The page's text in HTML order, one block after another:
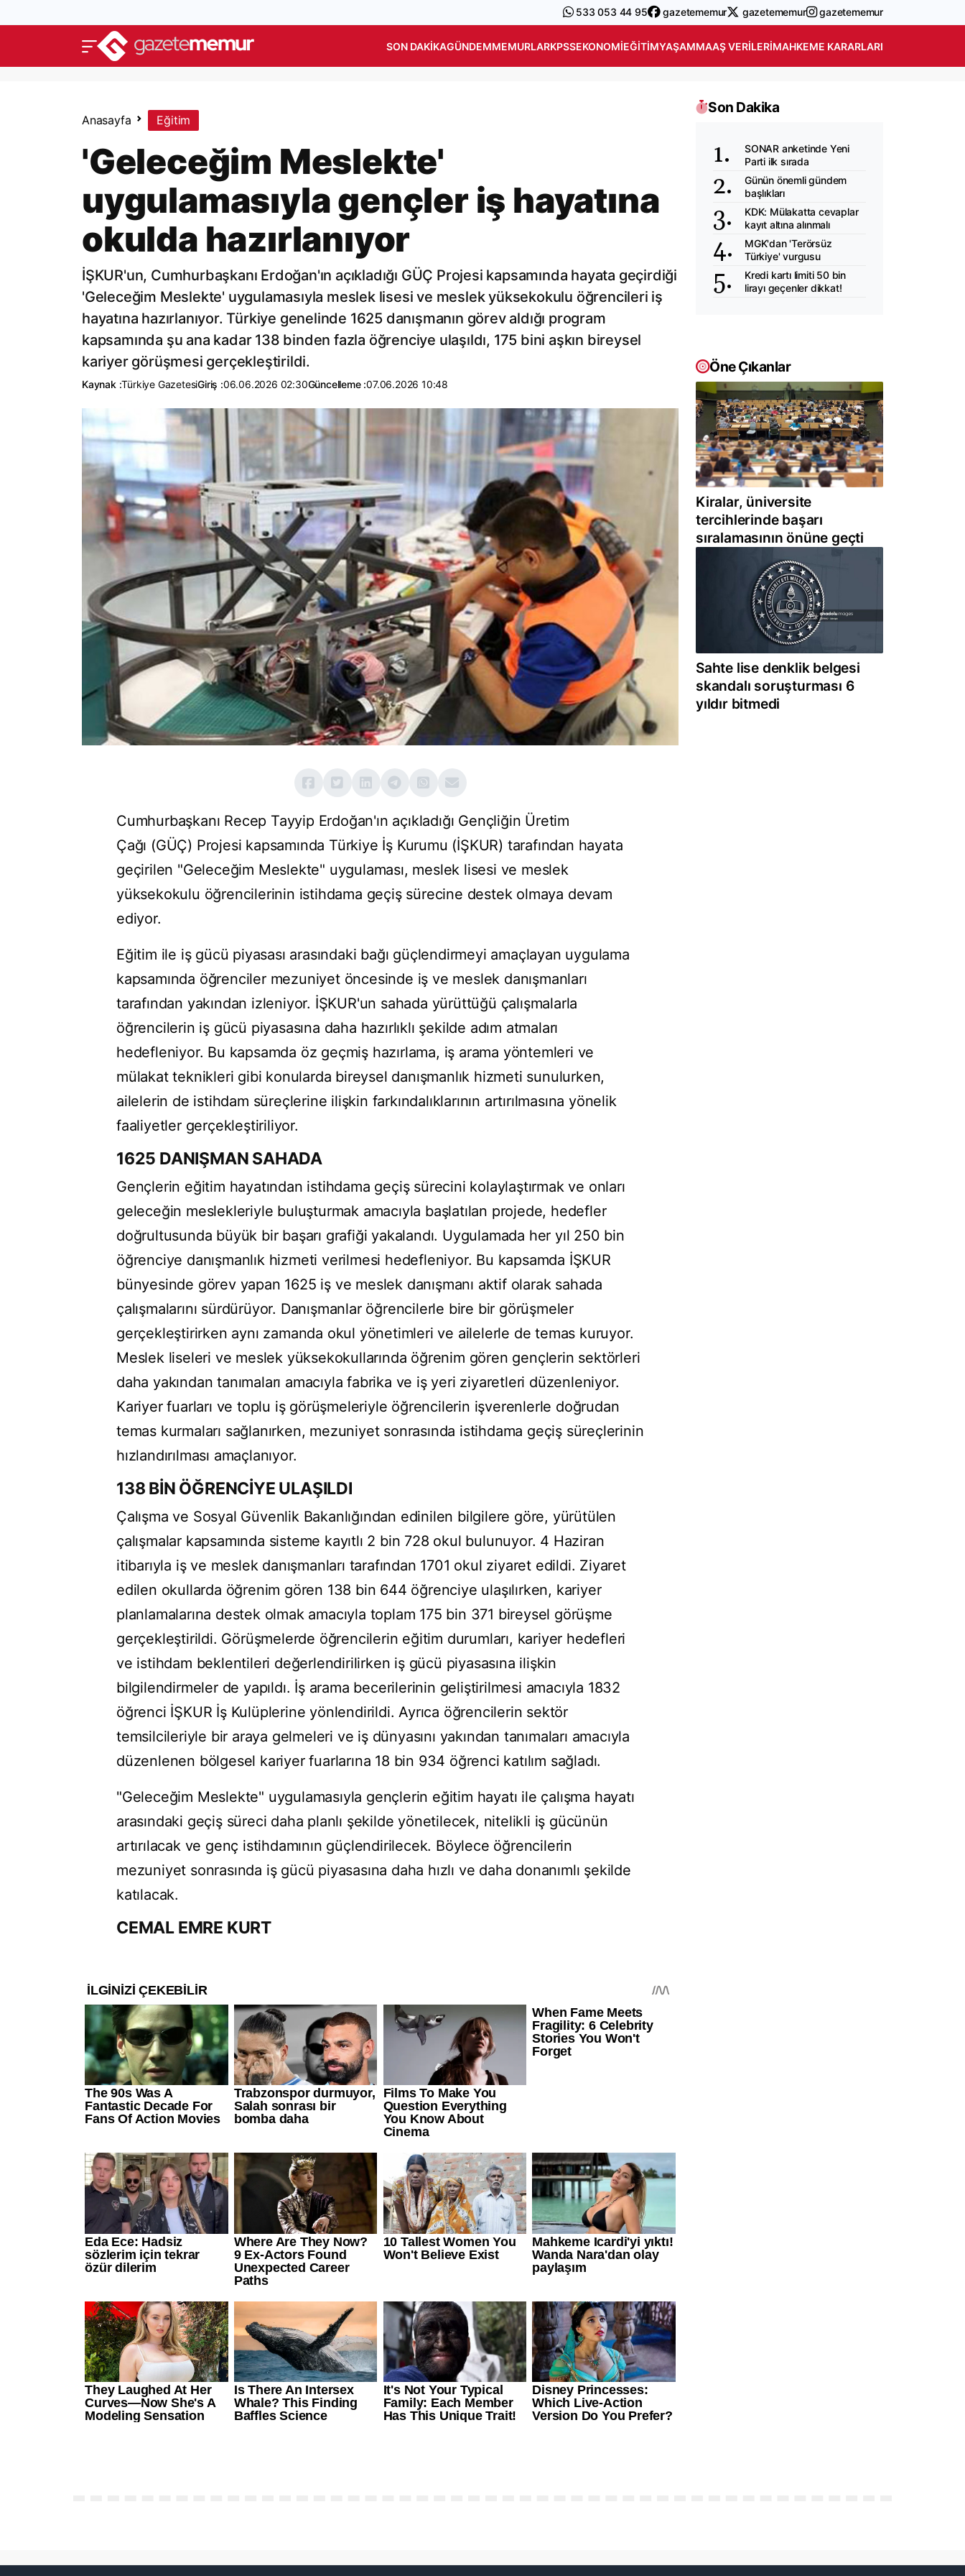
533 053 44 95 gazetememur gazetememur gazetememur
SON DAKIKAGÜNDEMMEMURLARKPSSEKONOMIEĞITIMYAŞAMMAAŞ VERILERIMAHKEME KARARLARI
Anasayfa Eğitim
'Geleceğim Meslekte'
uygulamasıyla gençler iş hayatına
okulda hazırlanıyor
İŞKUR'un, Cumhurbaşkanı Erdoğan'ın açıkladığı GÜÇ Projesi kapsamında hayata geçirdiği
'Geleceğim Meslekte' uygulamasıyla meslek lisesi ve meslek yüksekokulu öğrencileri iş
hayatına hazırlanıyor. Türkiye genelinde 1625 danışmanın görev aldığı program
kapsamında şu ana kadar 138 binden fazla öğrenciye ulaşıldı, 175 bini aşkın bireysel
kariyer görüşmesi gerçekleştirildi.
Kaynak :Türkiye GazetesiGiriş :06.06.2026 02:30Güncelleme :07.06.2026 10:48
Cumhurbaşkanı Recep Tayyip Erdoğan'ın açıkladığı Gençliğin Üretim
Çağı (GÜÇ) Projesi kapsamında Türkiye İş Kurumu (İŞKUR) tarafından hayata
geçirilen "Geleceğim Meslekte" uygulaması, meslek lisesi ve meslek
yüksekokulu öğrencilerinin istihdama geçiş sürecine destek olmaya devam
ediyor.
Eğitim ile iş gücü piyasası arasındaki bağı güçlendirmeyi amaçlayan uygulama
kapsamında öğrenciler mezuniyet öncesinde iş ve meslek danışmanları
tarafından yakından izleniyor. İŞKUR'un sahada yürüttüğü çalışmalarla
öğrencilerin iş gücü piyasasına daha hazırlıklı şekilde adım atmaları
hedefleniyor. Bu kapsamda öz geçmiş hazırlama, iş arama yöntemleri ve
mülakat teknikleri gibi konularda bireysel danışmanlık hizmeti sunulurken,
ailelerin de istihdam süreçlerine ilişkin farkındalıklarının artırılmasına yönelik
faaliyetler gerçekleştiriliyor.
1625 DANIŞMAN SAHADA
Gençlerin eğitim hayatından istihdama geçiş sürecini kolaylaştırmak ve onları
geleceğin meslekleriyle buluşturmak amacıyla başlatılan projede, hedefler
doğrultusunda büyük bir başarı grafiği yakalandı. Uygulamada her yıl 250 bin
öğrenciye danışmanlık hizmeti verilmesi hedefleniyor. Bu kapsamda İŞKUR
bünyesinde görev yapan 1625 iş ve meslek danışmanı aktif olarak sahada
çalışmalarını sürdürüyor. Danışmanlar öğrencilerle bire bir görüşmeler
gerçekleştirirken aynı zamanda okul yönetimleri ve ailelerle de temas kuruyor.
Meslek liseleri ve meslek yüksekokullarında öğrenim gören gençlerin sektörleri
daha yakından tanımaları amacıyla fabrika ve iş yeri ziyaretleri düzenleniyor.
Kariyer fuarları ve toplu iş görüşmeleriyle öğrencilerin işverenlerle doğrudan
temas kurmaları sağlanırken, mezuniyet sonrasında istihdama geçiş süreçlerinin
hızlandırılması amaçlanıyor.
138 BİN ÖĞRENCİYE ULAŞILDI
Çalışma ve Sosyal Güvenlik Bakanlığından edinilen bilgilere göre, yürütülen
çalışmalar kapsamında sisteme kayıtlı 2 bin 728 okul bulunuyor. 4 Haziran
itibarıyla iş ve meslek danışmanları tarafından 1701 okul ziyaret edildi. Ziyaret
edilen okullarda öğrenim gören 138 bin 644 öğrenciye ulaşılırken, kariyer
planlamalarına destek olmak amacıyla toplam 175 bin 371 bireysel görüşme
gerçekleştirildi. Görüşmelerde öğrencilerin eğitim durumları, kariyer hedefleri
ve istihdam beklentileri değerlendirilirken iş gücü piyasasına ilişkin
bilgilendirmeler de yapıldı. İş arama becerilerinin geliştirilmesi amacıyla 1832
öğrenci İŞKUR İş Kulüplerine yönlendirildi. Ayrıca öğrencilerin sektör
temsilcileriyle bir araya gelmeleri ve iş dünyasını yakından tanımaları amacıyla
düzenlenen bölgesel kariyer fuarlarına 18 bin 934 öğrenci katılım sağladı.
"Geleceğim Meslekte" uygulamasıyla gençlerin eğitim hayatı ile çalışma hayatı
arasındaki geçiş süreci daha planlı şekilde yönetilecek, nitelikli iş gücünün
artırılacak ve genç istihdamının güçlendirilecek. Böylece öğrencilerin
mezuniyet sonrasında iş gücü piyasasına daha hızlı ve daha donanımlı şekilde
katılacak.
CEMAL EMRE KURT
Son Dakika
SONAR anketinde Yeni
Parti ilk sırada
Günün önemli gündem
başlıkları
KDK: Mülakatta cevaplar
kayıt altına alınmalı
MGK'dan 'Terörsüz
Türkiye' vurgusu
Kredi kartı limiti 50 bin
lirayı geçenler dikkat!
Öne Çıkanlar
Kiralar, üniversite
tercihlerinde başarı
sıralamasının önüne geçti
Sahte lise denklik belgesi
skandalı soruşturması 6
yıldır bitmedi